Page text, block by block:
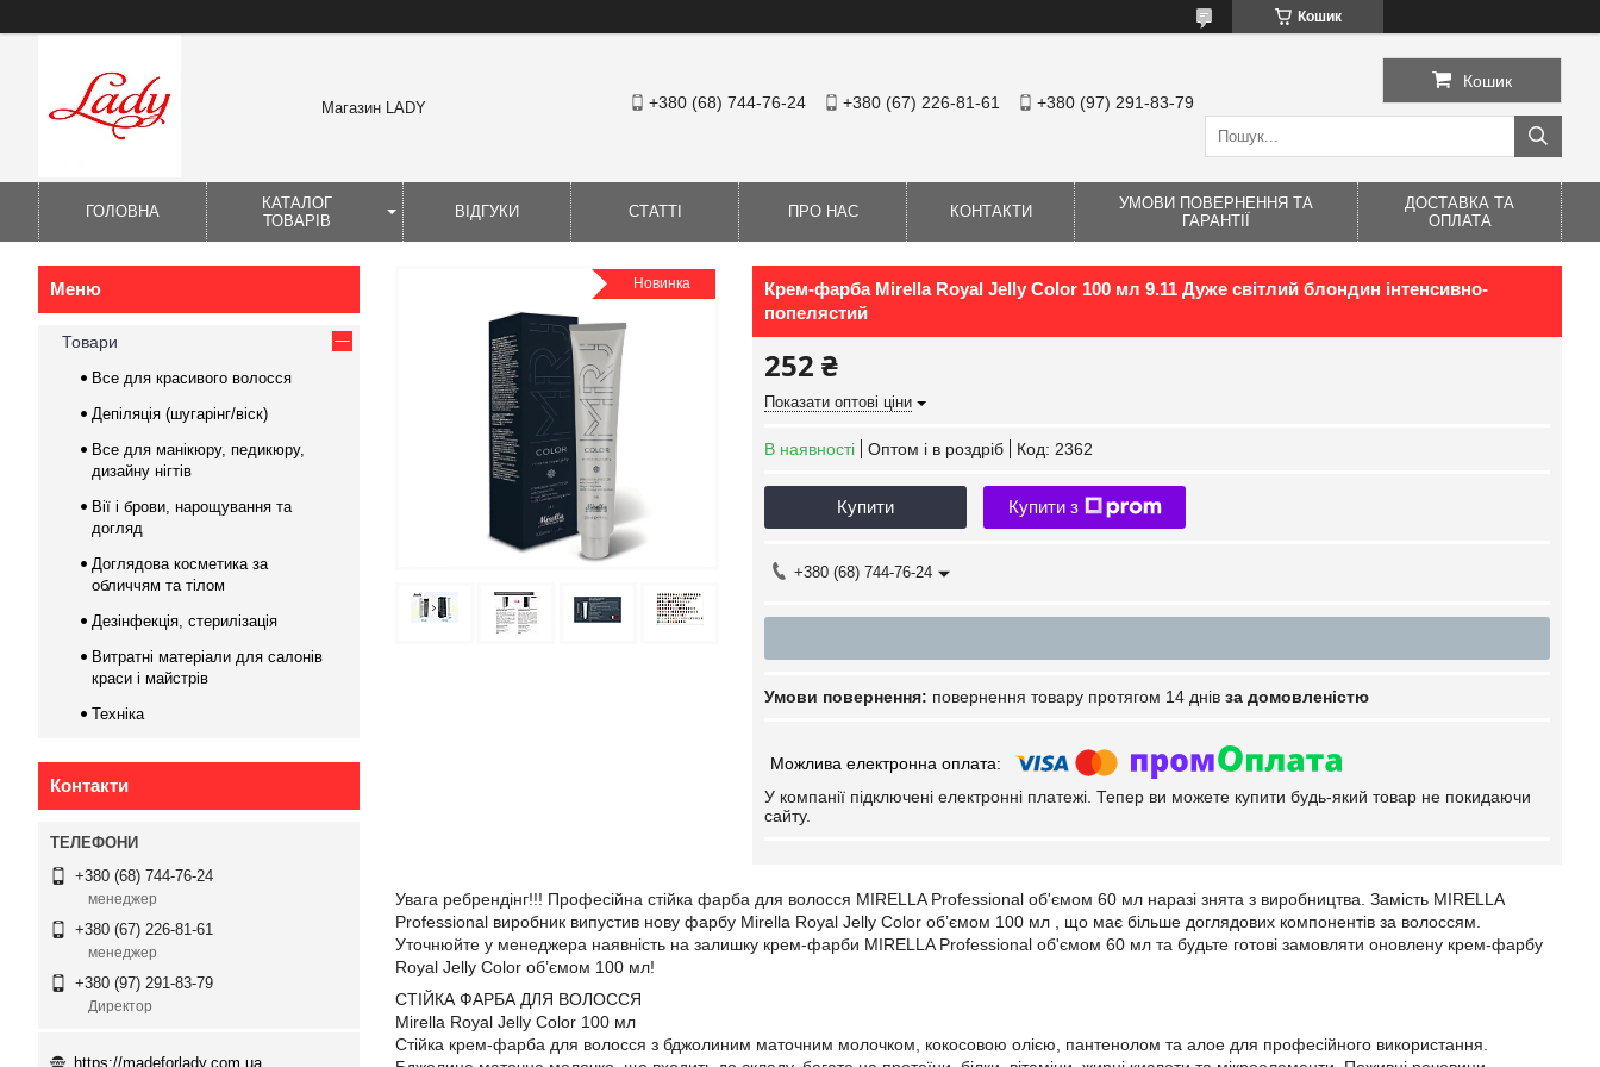
Кошик
Магазин LADY +380 (68) 744-76-24 +380 (67) 226-81-61 +380 (97) 291-83-79
Кошик
ГОЛОВНА
КАТАЛОГ
ТОВАРІВ
ВІДГУКИ СТАТТІ ПРО НАС КОНТАКТИ
УМОВИ ПОВЕРНЕННЯ ТА
ГАРАНТІЇ
ДОСТАВКА ТА
ОПЛАТА
Новинка
Крем-фарба Mirella Royal Jelly Color 100 мл 9.11 Дуже світлий блондин інтенсивно-
попелястий
252 ₴
Показати оптові ціни
В наявності Оптом і в роздріб Код: 2362
Купити Купити з
+380 (68) 744-76-24
повернення товару протягом 14 днів за домовленістю
У компанії підключені електронні платежі. Тепер ви можете купити будь-який товар не покидаючи
сайту.
Увага ребрендінг!!! Професійна стійка фарба для волосся MIRELLA Professional об'ємом 60 мл наразі знята з виробництва. Замість MIRELLA
Professional виробник випустив нову фарбу Mirella Royal Jelly Color об’ємом 100 мл , що має більше доглядових компонентів за волоссям.
Уточнюйте у менеджера наявність на залишку крем-фарби MIRELLA Professional об'ємом 60 мл та будьте готові замовляти оновлену крем-фарбу
Royal Jelly Color об’ємом 100 мл!
СТІЙКА ФАРБА ДЛЯ ВОЛОССЯ
Mirella Royal Jelly Color 100 мл
Стійка крем-фарба для волосся з бджолиним маточним молочком, кокосовою олією, пантенолом та алое для професійного використання.
Товари
Все для красивого волосся
Депіляція (шугарінг/віск)
Все для манікюру, педикюру,
дизайну нігтів
Вії і брови, нарощування та
догляд
Доглядова косметика за
обличчям та тілом
Дезінфекція, стерилізація
Витратні матеріали для салонів
краси і майстрів
Техніка
Контакти
+380 (68) 744-76-24
менеджер
+380 (67) 226-81-61
менеджер
+380 (97) 291-83-79
Директор
https://madeforlady.com.ua